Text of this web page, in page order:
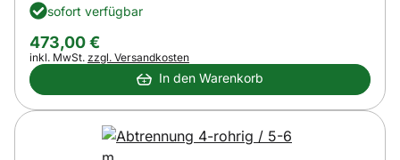
sofort verfügbar
473,00€
Steuerhinweis:
inkl. MwSt. zzgl. Versandkosten
In den Warenkorb